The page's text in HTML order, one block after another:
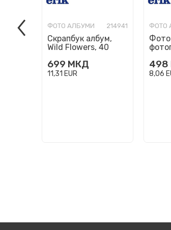
ФОТО АЛБУМИ 214941
Скрапбук албум,
Wild Flowers, 40
699 МКД
11,31 EUR
ФОТО
Фото
498
8,06